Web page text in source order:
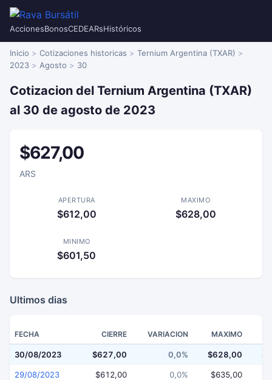
AccionesBonosCEDEARsHistóricos
Inicio Cotizaciones historicas
Ternium Argentina (TXAR)
2023
Agosto 30
Cotizacion del Ternium Argentina (TXAR)
al 30 de agosto de 2023
$627,00
ARS
APERTURA
$612,00
MAXIMO
$628,00
MINIMO
$601,50
Ultimos dias
FECHA CIERRE VARIACION MAXIMO
30/08/2023 $627,00 0,0% $628,00
29/08/2023 $612,00 0,0% $635,00